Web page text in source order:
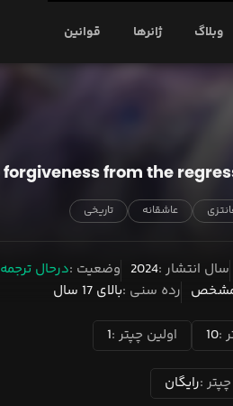
وبلاگ ژانرها قوانین
forgiveness from the
عاشقانه تاریخی
سال انتشار 2024 وضعیت درحال ترجمه
رده سنی بالای 17 سال
10 اولین چپتر 1
رایگان